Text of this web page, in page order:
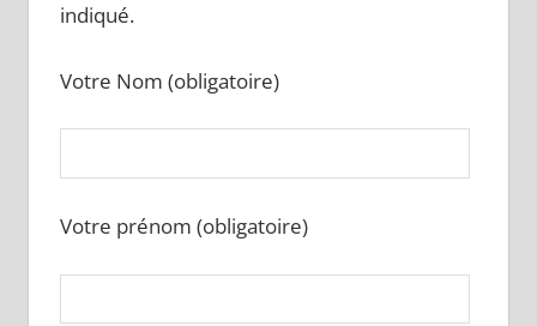
indiqué.
Votre Nom (obligatoire)
Votre prénom (obligatoire)